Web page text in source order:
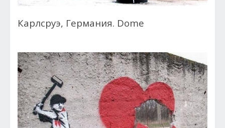
Карлсруэ, Германия. Dome